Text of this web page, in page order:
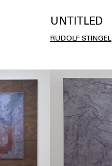
UNTITLED
RUDOLF STINGEL